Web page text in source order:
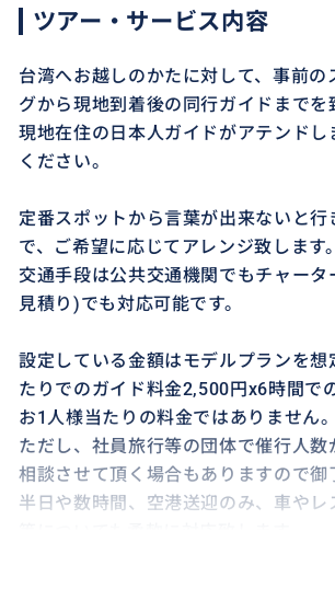
ツアー・サービス内容
台湾へお越しのかたに対して、事前の
グから現地到着後の同行ガイドまでを
現地在住の日本人ガイドがアテンドし
ください。
定番スポットから言葉が出来ないと行
で、ご希望に応じてアレンジ致します。
交通手段は公共交通機関でもチャー
見積り)でも対応可能です。
設定している金額はモデルプランを想
たりでのガイド料金2,500円x6時間で
お1人様当たりの料金ではありません。
ただし、社員旅行等の団体で催行人数
相談させて頂く場合もありますので御
半日や数時間、空港送迎のみ、車やレ